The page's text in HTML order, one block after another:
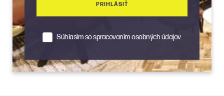
PRIHLÁSIŤ
Súhlasím so spracovaním osobných údajov.